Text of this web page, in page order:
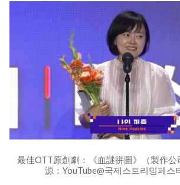
最佳OTT原創劇：《血謎拼圖》（製作公
源：YouTube@국제스트리밍페스